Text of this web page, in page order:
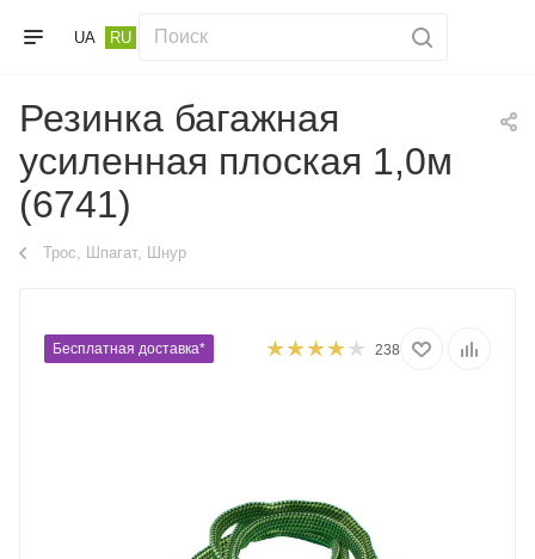
UA RU
Резинка багажная
усиленная плоская 1,0м
(6741)
Трос, Шпагат, Шнур
Бесплатная доставка* 238